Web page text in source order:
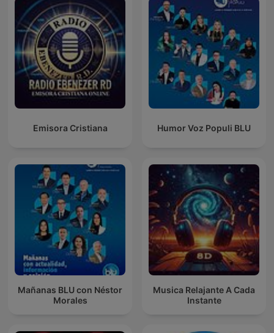
Emisora Cristiana Humor Voz Populi BLU
Mañanas BLU con Néstor
Morales
Musica Relajante A Cada
Instante